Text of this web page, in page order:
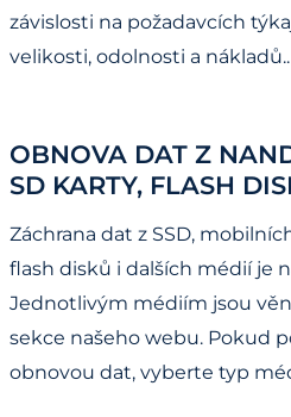
závislosti na požadavcích
velikosti, odolnosti a nákladů..
OBNOVA DAT Z
SD KARTY, FLASH
Záchrana dat z SSD,
flash disků i dalších médií je
Jednotlivým médiím jsou
sekce našeho webu. Pokud
obnovou dat, vyberte typ